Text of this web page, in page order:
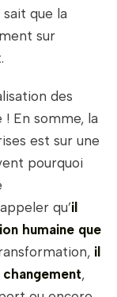
que la
sur
des
En somme, la
est sur une
pourquoi
qu’il
humaine que
il
,